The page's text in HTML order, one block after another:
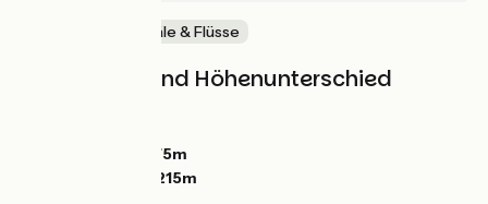
Malerische Kanäle & Flüsse
Steigungen und Höhenunterschied
175m
215m